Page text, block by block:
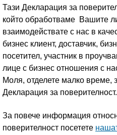
Тази Декларация за
който обработваме Вашите
взаимодействате с нас в
бизнес клиент, доставчик,
посетител, участник в
лице с бизнес отношения с
Моля, отделете малко време,
Декларация за поверителност.
За повече информация
поверителност посетете